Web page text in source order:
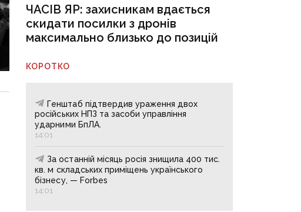
ЧАСІВ ЯР: захисникам вдається
скидати посилки з дронів
максимально близько до позицій
КОРОТКО
Генштаб підтвердив ураження двох
російських НПЗ та засоби управління
ударними БпЛА.
14:01
За останній місяць росія знищила 400 тис.
кв. м складських приміщень українського
бізнесу, — Forbes
14:01